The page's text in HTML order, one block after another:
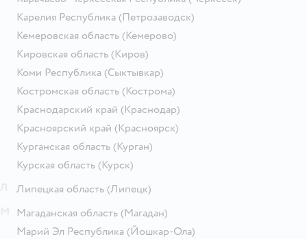
Карелия Республика (Петрозаводск)
Кемеровская область (Кемерово)
Кировская область (Киров)
Коми Республика (Сыктывкар)
Костромская область (Кострома)
Краснодарский край (Краснодар)
Красноярский край (Красноярск)
Курганская область (Курган)
Курская область (Курск)
Липецкая область (Липецк)
Магаданская область (Магадан)
Марий Эл Республика (Йошкар-Ола)